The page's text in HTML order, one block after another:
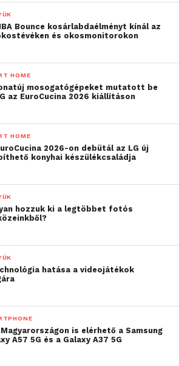
valamint további
is megvásárolható
fogyasztói ár: 54 290 forint
talál a
aFacebookonis!
Bounce kosárlabdaélményt kínál az
és okosmonitorokon
HOME
mosogatógépeket mutatott be
az EuroCucina 2026 kiállításon
HOME
2026-on debütál az LG új
konyhai készülékcsaládja
hozzuk ki a legtöbbet fotós
hatása a videojátékok
is elérhető a Samsung
A57 5G és a Galaxy A37 5G